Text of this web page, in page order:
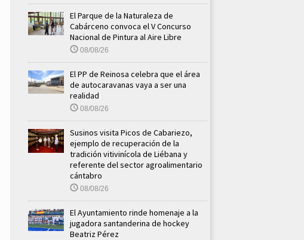
El Parque de la Naturaleza de
Cabárceno convoca el V Concurso
Nacional de Pintura al Aire Libre
08/08/26
El PP de Reinosa celebra que el área
de autocaravanas vaya a ser una
realidad
08/08/26
Susinos visita Picos de Cabariezo,
ejemplo de recuperación de la
tradición vitivinícola de Liébana y
referente del sector agroalimentario
cántabro
08/08/26
El Ayuntamiento rinde homenaje a la
jugadora santanderina de hockey
Beatriz Pérez